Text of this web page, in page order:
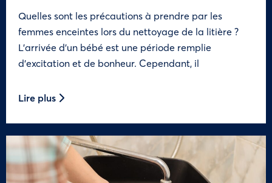
Quelles sont les précautions à prendre par les
femmes enceintes lors du nettoyage de la litière ?
L’arrivée d’un bébé est une période remplie
d’excitation et de bonheur. Cependant, il
Lire plus